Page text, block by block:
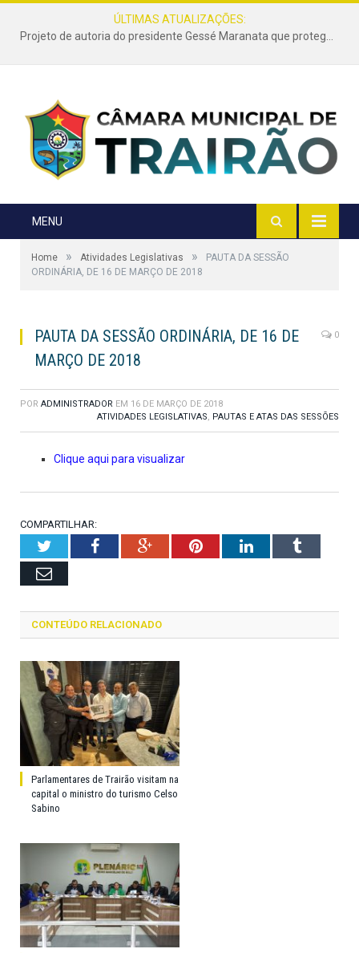
ÚLTIMAS ATUALIZAÇÕES:
Projeto de autoria do presidente Gessé Maranata que protege as estradas vicinais de Trairão é transformado em lei
MENU
Home » Atividades Legislativas »
PAUTA DA SESSÃO
ORDINÁRIA, DE 16 DE MARÇO DE 2018
PAUTA DA SESSÃO ORDINÁRIA, DE 16 DE
MARÇO DE 2018
0
POR ADMINISTRADOR EM 16 DE MARÇO DE 2018
ATIVIDADES LEGISLATIVAS, PAUTAS E ATAS DAS SESSÕES
Clique aqui para visualizar
COMPARTILHAR:
TwitterFacebookGoogle+PinterestLinkedInTumblr
Email
CONTEÚDO RELACIONADO
Parlamentares de Trairão visitam na
capital o ministro do turismo Celso
Sabino